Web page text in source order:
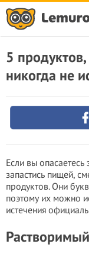
5
никогда не
Если вы опасаетесь
запастись пищей,
продуктов. Они
поэтому их можно
истечения